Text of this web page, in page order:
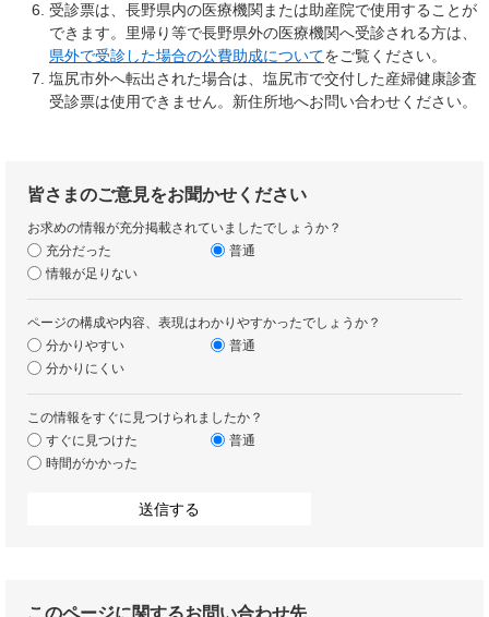
受診票は、長野県内の医療機関または助産院で使用することが
できます。里帰り等で長野県外の医療機関へ受診される方は、
県外で受診した場合の公費助成についてをご覧ください。
塩尻市外へ転出された場合は、塩尻市で交付した産婦健康診査
受診票は使用できません。新住所地へお問い合わせください。
皆さまのご意見をお聞かせください
お求めの情報が充分掲載されていましたでしょうか？
充分だった
普通
情報が足りない
ページの構成や内容、表現はわかりやすかったでしょうか？
分かりやすい
普通
分かりにくい
この情報をすぐに見つけられましたか？
すぐに見つけた
普通
時間がかかった
このページに関するお問い合わせ先